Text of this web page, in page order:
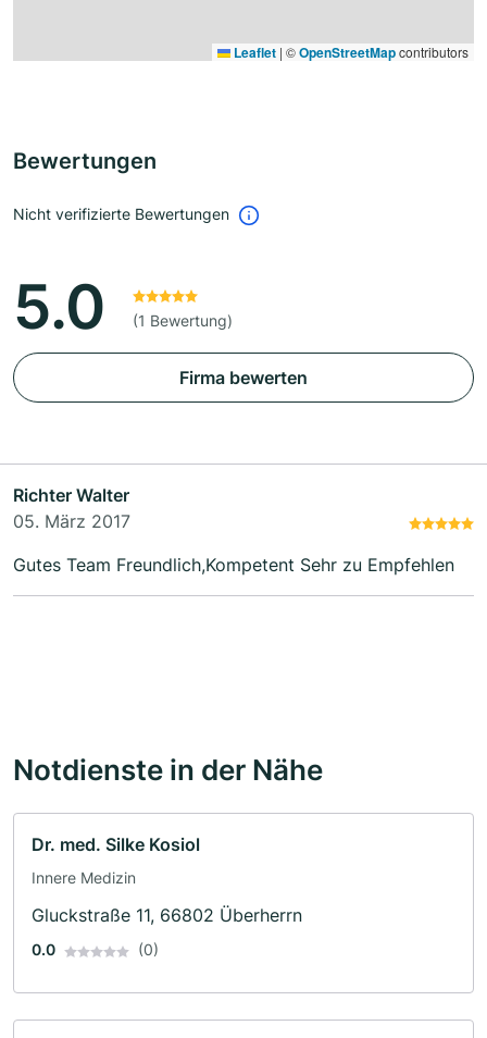
Leaflet | ©OpenStreetMapcontributors
Bewertungen
Nicht verifizierte Bewertungen
5.0 (1 Bewertung)
Firma bewerten
Richter Walter
05. März 2017
Gutes Team Freundlich,Kompetent Sehr zu Empfehlen
Notdienste in der Nähe
Dr. med. Silke Kosiol
Innere Medizin
Gluckstraße 11, 66802 Überherrn
0.0 (0)